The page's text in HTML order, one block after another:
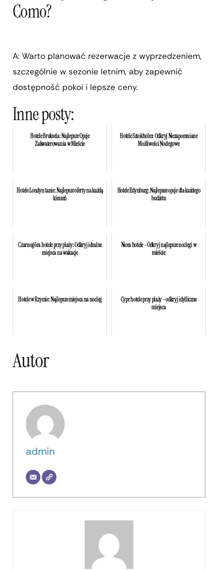
Como?
A: Warto planować rezerwacje z wyprzedzeniem,
szczególnie w sezonie letnim, aby zapewnić
dostępność pokoi i lepsze ceny.
Inne posty:
Hotele Bruksela: Najlepsze Opcje
Zakwaterowania w Mieście
Hotele Sztokholm: Odkryj Niezapomniane
Możliwości Noclegowe
Hotele Londyn tanie: Najlepsze oferty na każdą
kieszeń
Hotele Edynburg: Najlepsze opcje dla każdego
budżetu
Czarnogóra hotele przy plaży: Odkryj idealne
miejsca na wakacje
Nicea hotele - Odkryj najlepsze noclegi w
mieście
Hotele w Rzymie: Najlepsze miejsca na nocleg
Cypr hotele przy plaży - odkryj idylliczne
miejsca
Autor
admin